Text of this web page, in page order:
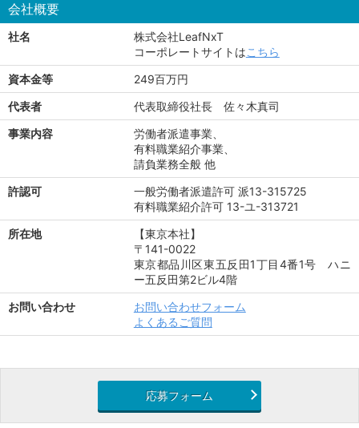
会社概要
社名
株式会社LeafNxT
コーポレートサイトはこちら
資本金等
249百万円
代表者
代表取締役社長 佐々木真司
事業内容
労働者派遣事業、
有料職業紹介事業、
請負業務全般 他
許認可
一般労働者派遣許可 派13-315725
有料職業紹介許可 13-ユ-313721
所在地
【東京本社】
〒141-0022
東京都品川区東五反田1丁目4番1号 ハニ
ー五反田第2ビル4階
お問い合わせ
お問い合わせフォーム
よくあるご質問
応募フォーム